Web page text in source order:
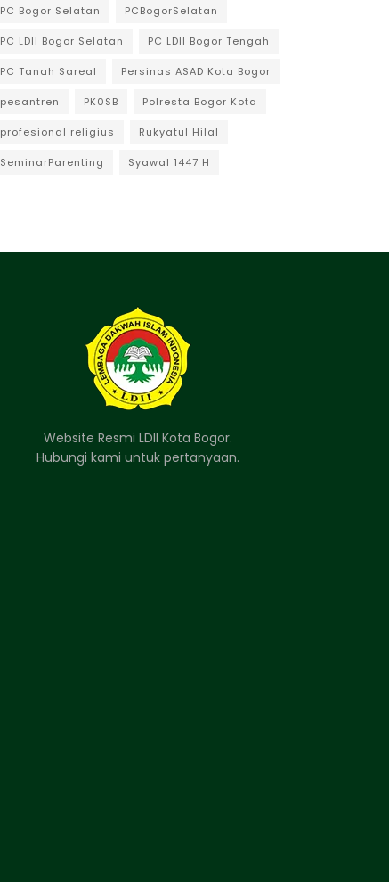
PC Bogor Selatan PCBogorSelatan
PC LDII Bogor Selatan PC LDII Bogor Tengah
PC Tanah Sareal Persinas ASAD Kota Bogor
pesantren PK0SB Polresta Bogor Kota
profesional religius Rukyatul Hilal
SeminarParenting Syawal 1447 H
Website Resmi LDII Kota Bogor.
Hubungi kami untuk pertanyaan.